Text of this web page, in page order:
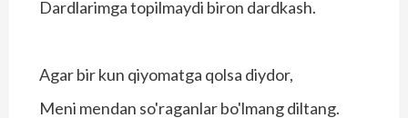
Dardlarimga topilmaydi biron dardkash.
Agar bir kun qiyomatga qolsa diydor,
Meni mendan so'raganlar bo'lmang diltang.